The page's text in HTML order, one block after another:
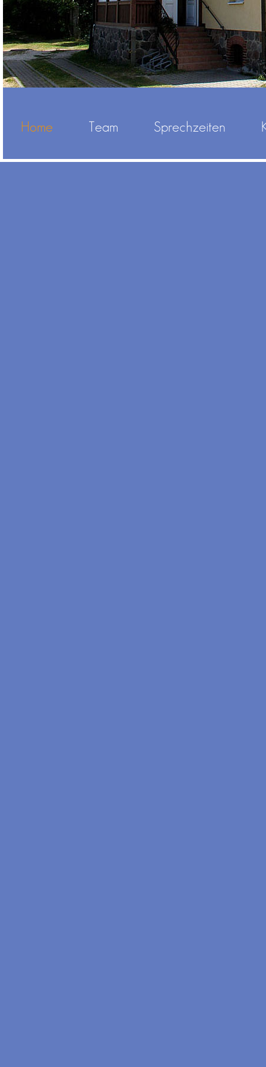
Home Team Sprechzeiten